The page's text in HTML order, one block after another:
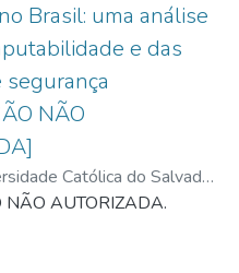
reexame da condenação,
condenada pela
sobre Direitos
Pacto Internacional sobre
A pesquisa adota
bibliográfica e
exame da doutrina
da legislação aplicável e
nacional e interamericana.
Brasil: uma análise
e das
NÃO
Católica do Salvador
Esteves, Anita Magalhães
Revardiêre Rodrigues
AUTORIZADA.